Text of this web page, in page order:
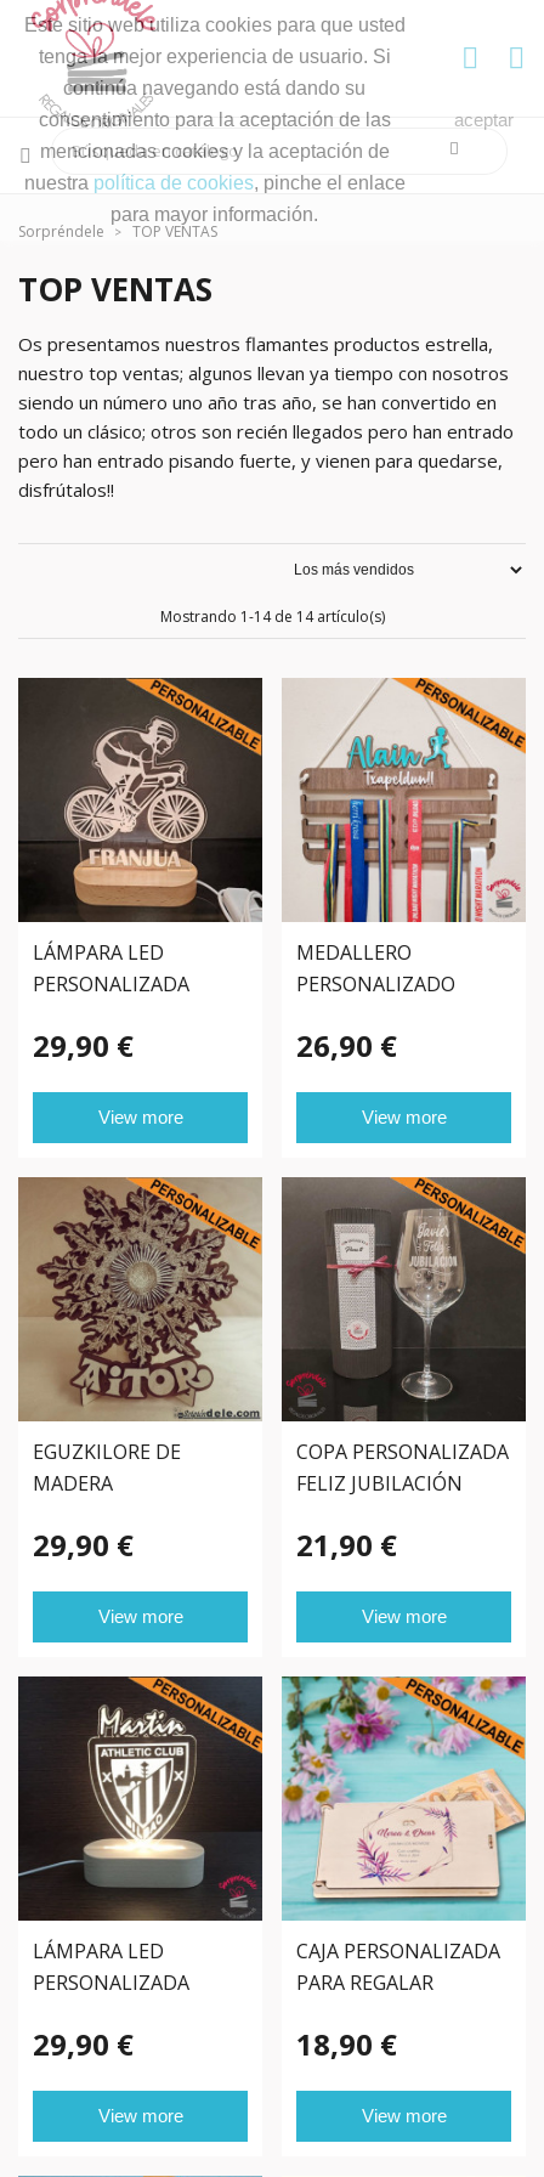
Este sitio web utiliza cookies para que usted
tenga la mejor experiencia de usuario. Si
continúa navegando está dando su
consentimiento para la aceptación de las
mencionadas cookies y la aceptación de
nuestra política de cookies, pinche el enlace
para mayor información.
aceptar
Sorpréndele TOP VENTAS
TOP VENTAS
Os presentamos nuestros flamantes productos estrella,
nuestro top ventas; algunos llevan ya tiempo con nosotros
siendo un número uno año tras año, se han convertido en
todo un clásico; otros son recién llegados pero han entrado
pero han entrado pisando fuerte, y vienen para quedarse,
disfrútalos!!
Mostrando 1-14 de 14 artículo(s)
LÁMPARA LED
PERSONALIZADA
29,90 €
View more
MEDALLERO
PERSONALIZADO
26,90 €
View more
EGUZKILORE DE
MADERA
29,90 €
View more
COPA PERSONALIZADA
FELIZ JUBILACIÓN
21,90 €
View more
LÁMPARA LED
PERSONALIZADA
29,90 €
View more
CAJA PERSONALIZADA
PARA REGALAR
18,90 €
View more